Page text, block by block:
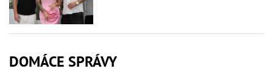
DOMÁCE SPRÁVY